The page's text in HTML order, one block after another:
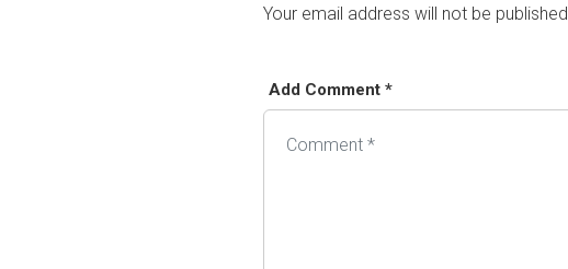
Your email address will not be published.
Add Comment *